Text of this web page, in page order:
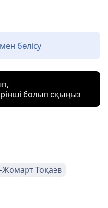
бөлісу
болып оқыңыз
Тоқаев